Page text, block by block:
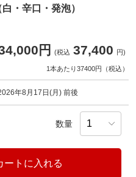
・辛口・発泡）
円 (税込 37,400 円)
1本あたり37400円（税込）
年8月17日(月) 前後
数量
ートに入れる